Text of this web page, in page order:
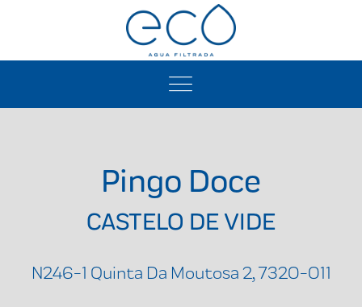
Pingo Doce
CASTELO DE VIDE
N246-1 Quinta Da Moutosa 2, 7320-011